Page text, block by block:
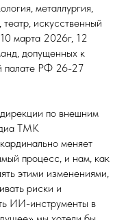
металлургия,
искусственный
марта 2026г, 12
допущенных к
палате РФ 26-27
по внешним
ТМК
меняет
процесс, и нам, как
этими изменениями,
риски и
ИИ-инструменты в